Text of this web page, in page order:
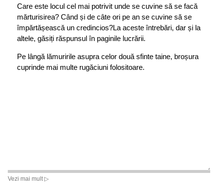
Care este locul cel mai potrivit unde se cuvine să se facă
mărturisirea? Când și de câte ori pe an se cuvine să se
împărtășească un credincios?La aceste întrebări, dar și la
altele, găsiți răspunsul în paginile lucrării.
Pe lângă lămuririle asupra celor două sfinte taine, broșura
cuprinde mai multe rugăciuni folositoare.
Vezi mai mult ▷